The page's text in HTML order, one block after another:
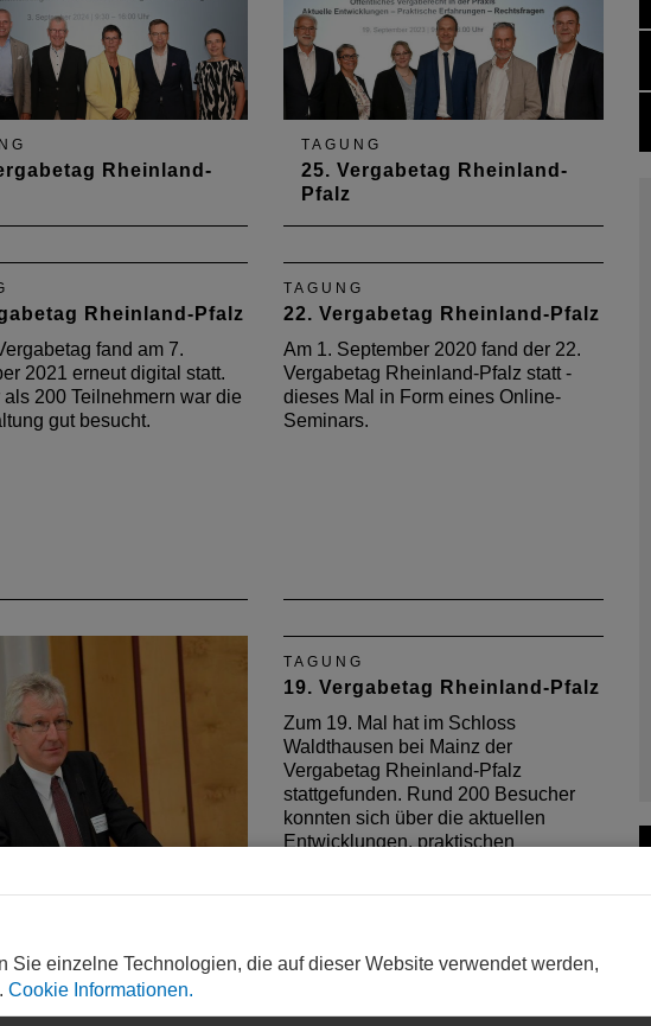
Rheinland-
26. Vergabetag
Pfalz statt – die
Spitzenverbände,
und der
TAGUNG
25. Vergabetag Rheinland-
Pfalz
Kooperationsveranstaltung der
kommunalen Spitzenverbände,
der Architekten- und der
Pfalz fand am 19. September
2023 in Nieder-Olm statt.
Rheinland-Pfalz
fand am 7.
2021 erneut digital statt.
als 200 Teilnehmern war die
gut besucht.
TAGUNG
22. Vergabetag Rheinland-Pfalz
Am 1. September 2020 fand der 22.
Vergabetag Rheinland-Pfalz statt -
dieses Mal in Form eines Online-
Seminars.
Rheinland-
Rheinland-Pfalz
18. September 2018 im
TAGUNG
19. Vergabetag Rheinland-Pfalz
Zum 19. Mal hat im Schloss
Waldthausen bei Mainz der
Vergabetag Rheinland-Pfalz
stattgefunden. Rund 200 Besucher
konnten sich über die aktuellen
Entwicklungen, praktischen
Sie einzelne Technologien, die auf dieser Website verwendet werden,
Cookie Informationen.